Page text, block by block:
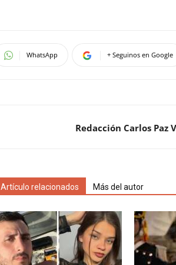
WhatsApp + Seguinos en Google
Redacción Carlos Paz
Artículo relacionados Más del autor